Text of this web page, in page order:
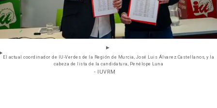
El actual coordinador de IU-Verdes de la Región de Murcia, José Luis Álvarez.Castellanos, y la
cabeza de lista de la candidatura, Penélope Luna
- IUVRM